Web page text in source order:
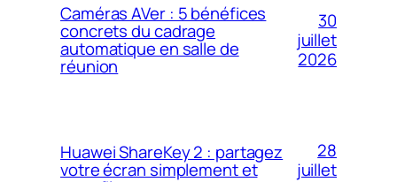
Caméras AVer : 5 bénéfices
concrets du cadrage
automatique en salle de
réunion
30
juillet
2026
Huawei ShareKey 2 : partagez
votre écran simplement et
28
juillet